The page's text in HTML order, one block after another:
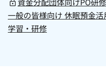
一般の皆様向け 休眠預金
学習・研修